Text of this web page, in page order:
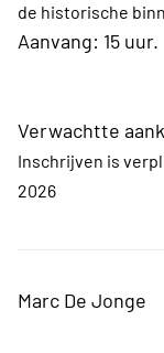
de historische
Aanvang: 15 uur.
Verwachtte
Inschrijven is
2026
Marc De Jonge